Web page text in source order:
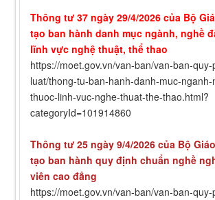
Thông tư 37 ngày 29/4/2026 của Bộ
tạo ban hành danh mục ngành, nghề
lĩnh vực nghệ thuật, thể thao
https://moet.gov.vn/van-ban/van-ban-
luat/thong-tu-ban-hanh-danh-muc-
thuoc-linh-vuc-nghe-thuat-the-thao.html?
categoryId=101914860
Thông tư 25 ngày 9/4/2026 của Bộ
tạo ban hành quy định chuẩn nghề
viên cao đẳng
https://moet.gov.vn/van-ban/van-ban-